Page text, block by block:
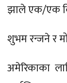
झाले एक/एक
शुभम रन्जने र
अमेरिकाका